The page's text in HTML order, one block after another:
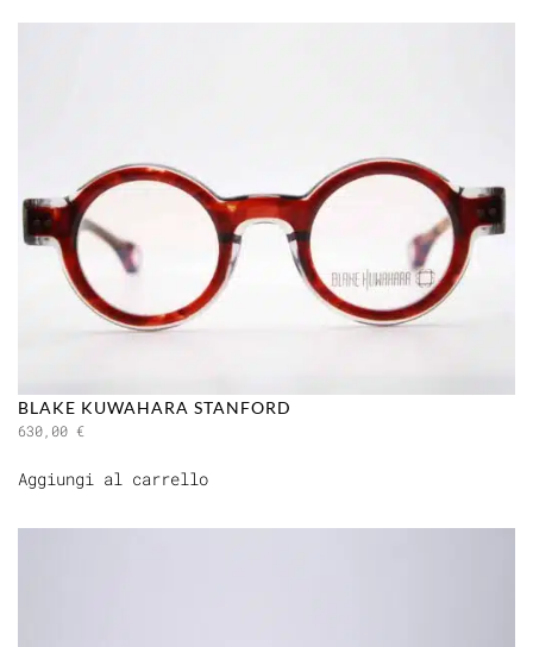
BLAKE KUWAHARA STANFORD
630,00 €
Aggiungi al carrello